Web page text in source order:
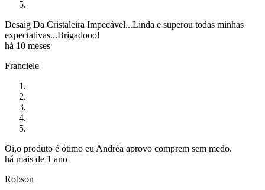
Desaig Da Cristaleira Impecável...Linda e superou todas minhas
expectativas...Brigadooo!
há 10 meses
Franciele
Oi,o produto é ótimo eu Andréa aprovo comprem sem medo.
há mais de 1 ano
Robson